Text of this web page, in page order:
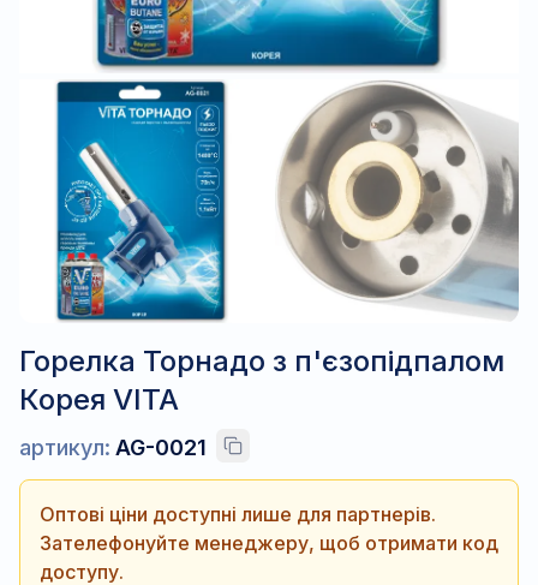
Горелка Торнадо з п'єзопідпалом
Корея VITA
артикул: AG-0021
Оптові ціни доступні лише для партнерів.
Зателефонуйте менеджеру, щоб отримати код
доступу.